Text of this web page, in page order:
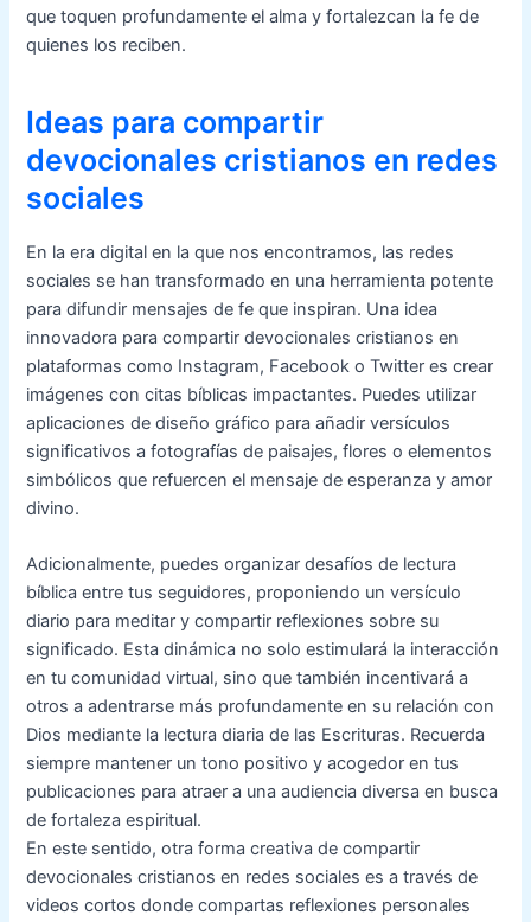
que toquen profundamente el alma y fortalezcan la fe de
quienes los reciben.
Ideas para compartir
devocionales cristianos en redes
sociales
En la era digital en la que nos encontramos, las redes
sociales se han transformado en una herramienta potente
para difundir mensajes de fe que inspiran. Una idea
innovadora para compartir devocionales cristianos en
plataformas como Instagram, Facebook o Twitter es crear
imágenes con citas bíblicas impactantes. Puedes utilizar
aplicaciones de diseño gráfico para añadir versículos
significativos a fotografías de paisajes, flores o elementos
simbólicos que refuercen el mensaje de esperanza y amor
divino.
Adicionalmente, puedes organizar desafíos de lectura
bíblica entre tus seguidores, proponiendo un versículo
diario para meditar y compartir reflexiones sobre su
significado. Esta dinámica no solo estimulará la interacción
en tu comunidad virtual, sino que también incentivará a
otros a adentrarse más profundamente en su relación con
Dios mediante la lectura diaria de las Escrituras. Recuerda
siempre mantener un tono positivo y acogedor en tus
publicaciones para atraer a una audiencia diversa en busca
de fortaleza espiritual.
En este sentido, otra forma creativa de compartir
devocionales cristianos en redes sociales es a través de
videos cortos donde compartas reflexiones personales